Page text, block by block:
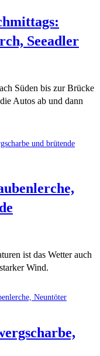
Seeadler
Süden bis zur Brücke
Autos ab und dann
ist das Wetter auch
Wind.